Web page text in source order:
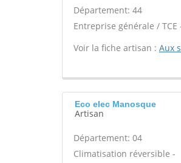
Département: 44
Entreprise générale /
Voir la fiche artisan : Aux
Eco elec Manosque
Artisan
Département: 04
Climatisation réversible -